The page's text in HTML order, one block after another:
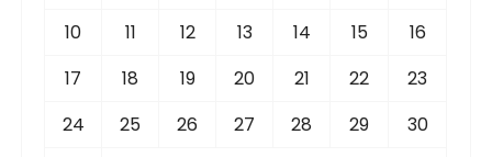
10
11 12 13 14 15
16
17
18 19 20 21 22
23
24
25 26 27 28 29
30